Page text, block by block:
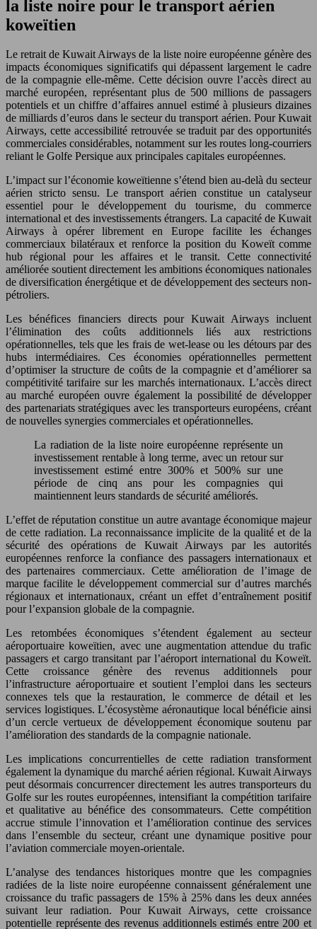
la liste noire pour le transport aérien
koweïtien
Le retrait de Kuwait Airways de la liste noire européenne génère des
impacts économiques significatifs qui dépassent largement le cadre
de la compagnie elle-même. Cette décision ouvre l’accès direct au
marché européen, représentant plus de 500 millions de passagers
potentiels et un chiffre d’affaires annuel estimé à plusieurs dizaines
de milliards d’euros dans le secteur du transport aérien. Pour Kuwait
Airways, cette accessibilité retrouvée se traduit par des opportunités
commerciales considérables, notamment sur les routes long-courriers
reliant le Golfe Persique aux principales capitales européennes.
L’impact sur l’économie koweïtienne s’étend bien au-delà du secteur
aérien stricto sensu. Le transport aérien constitue un catalyseur
essentiel pour le développement du tourisme, du commerce
international et des investissements étrangers. La capacité de Kuwait
Airways à opérer librement en Europe facilite les échanges
commerciaux bilatéraux et renforce la position du Koweït comme
hub régional pour les affaires et le transit. Cette connectivité
améliorée soutient directement les ambitions économiques nationales
de diversification énergétique et de développement des secteurs non-
pétroliers.
Les bénéfices financiers directs pour Kuwait Airways incluent
l’élimination des coûts additionnels liés aux restrictions
opérationnelles, tels que les frais de wet-lease ou les détours par des
hubs intermédiaires. Ces économies opérationnelles permettent
d’optimiser la structure de coûts de la compagnie et d’améliorer sa
compétitivité tarifaire sur les marchés internationaux. L’accès direct
au marché européen ouvre également la possibilité de développer
des partenariats stratégiques avec les transporteurs européens, créant
de nouvelles synergies commerciales et opérationnelles.
La radiation de la liste noire européenne représente un
investissement rentable à long terme, avec un retour sur
investissement estimé entre 300% et 500% sur une
période de cinq ans pour les compagnies qui
maintiennent leurs standards de sécurité améliorés.
L’effet de réputation constitue un autre avantage économique majeur
de cette radiation. La reconnaissance implicite de la qualité et de la
sécurité des opérations de Kuwait Airways par les autorités
européennes renforce la confiance des passagers internationaux et
des partenaires commerciaux. Cette amélioration de l’image de
marque facilite le développement commercial sur d’autres marchés
régionaux et internationaux, créant un effet d’entraînement positif
pour l’expansion globale de la compagnie.
Les retombées économiques s’étendent également au secteur
aéroportuaire koweïtien, avec une augmentation attendue du trafic
passagers et cargo transitant par l’aéroport international du Koweït.
Cette croissance génère des revenus additionnels pour
l’infrastructure aéroportuaire et soutient l’emploi dans les secteurs
connexes tels que la restauration, le commerce de détail et les
services logistiques. L’écosystème aéronautique local bénéficie ainsi
d’un cercle vertueux de développement économique soutenu par
l’amélioration des standards de la compagnie nationale.
Les implications concurrentielles de cette radiation transforment
également la dynamique du marché aérien régional. Kuwait Airways
peut désormais concurrencer directement les autres transporteurs du
Golfe sur les routes européennes, intensifiant la compétition tarifaire
et qualitative au bénéfice des consommateurs. Cette compétition
accrue stimule l’innovation et l’amélioration continue des services
dans l’ensemble du secteur, créant une dynamique positive pour
l’aviation commerciale moyen-orientale.
L’analyse des tendances historiques montre que les compagnies
radiées de la liste noire européenne connaissent généralement une
croissance du trafic passagers de 15% à 25% dans les deux années
suivant leur radiation. Pour Kuwait Airways, cette croissance
potentielle représente des revenus additionnels estimés entre 200 et